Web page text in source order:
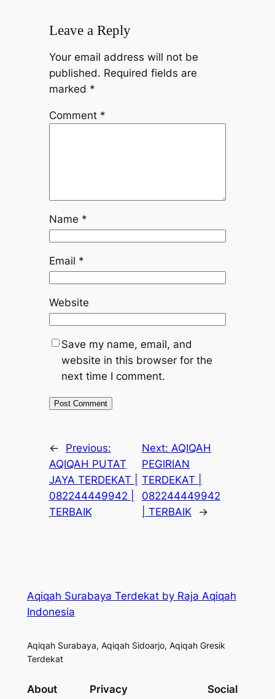
Leave a Reply
Your email address will not be
published. Required fields are
marked *
Comment *
Name *
Email *
Website
Save my name, email, and
website in this browser for the
next time I comment.
←
Previous:
AQIQAH PUTAT
JAYA TERDEKAT |
082244449942 |
TERBAIK
Next: AQIQAH
PEGIRIAN
TERDEKAT |
082244449942
| TERBAIK
→
Aqiqah Surabaya Terdekat by Raja Aqiqah
Indonesia
Aqiqah Surabaya, Aqiqah Sidoarjo, Aqiqah Gresik
Terdekat
About Privacy Social